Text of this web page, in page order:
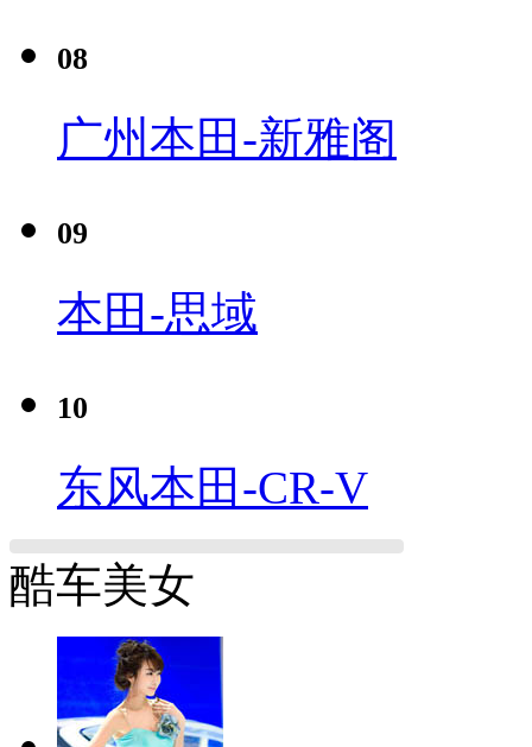
08
广州本田-新雅阁
09
本田-思域
10
东风本田-CR-V
酷车美女